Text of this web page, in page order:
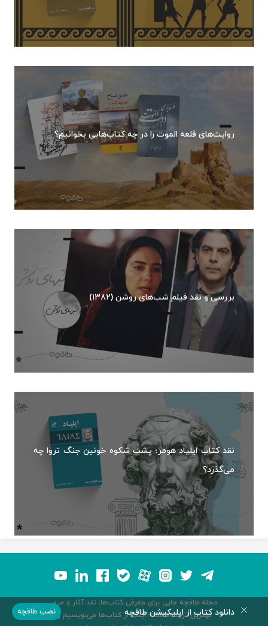
روایت‌های قلعه الموت را در چه کتاب‌هایی بخوانیم؟
بررسی و نقد فیلم شب‌های روشن (۱۳۸۲)
نقد کتاب ایلیاد هومر؛ پشت شکوه خونین جنگ تروا چه
می‌گذرد؟
مجله طاقچه جایی برای معرفی کتاب‌ها، نقد آثار و مرور
بهترین ترجمه‌هاست؛ اینجا از کتاب‌ها می‌نویسیم و
دانلود کتاب از اپلیکیشن طاقچه نصب طاقچه